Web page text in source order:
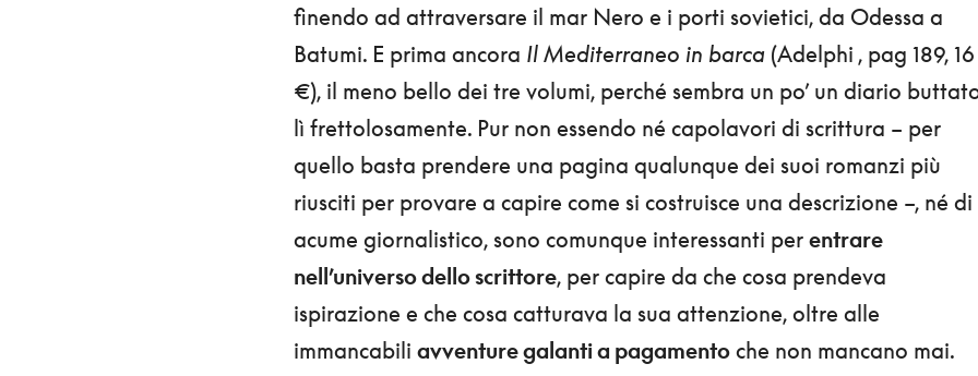
finendo ad attraversare il mar Nero e i porti sovietici, da Odessa a
Batumi. E prima ancora Il Mediterraneo in barca(Adelphi , pag 189, 16
€), il meno bello dei tre volumi, perché sembra un po’ un diario
lì frettolosamente. Pur non essendo né capolavori di scrittura – per
quello basta prendere una pagina qualunque dei suoi romanzi più
riusciti per provare a capire come si costruisce una descrizione –, né di
acume giornalistico, sono comunque interessanti per entrare
nell’universo dello scrittore, per capire da che cosa prendeva
ispirazione e che cosa catturava la sua attenzione, oltre alle
immancabili avventure galanti a pagamentoche non mancano mai.